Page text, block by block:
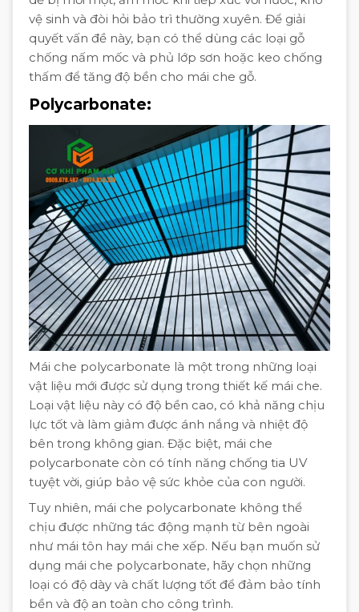
vệ sinh và đòi hỏi bảo trì thường xuyên. Để giải
quyết vấn đề này, bạn có thể dùng các loại gỗ
chống nấm mốc và phủ lớp sơn hoặc keo chống
thấm để tăng độ bền cho mái che gỗ.
Polycarbonate:
Mái che polycarbonate là một trong những loại
vật liệu mới được sử dụng trong thiết kế mái che.
Loại vật liệu này có độ bền cao, có khả năng chịu
lực tốt và làm giảm được ánh nắng và nhiệt độ
bên trong không gian. Đặc biệt, mái che
polycarbonate còn có tính năng chống tia UV
tuyệt vời, giúp bảo vệ sức khỏe của con người.
Tuy nhiên, mái che polycarbonate không thể
chịu được những tác động mạnh từ bên ngoài
như mái tôn hay mái che xếp. Nếu bạn muốn sử
dụng mái che polycarbonate, hãy chọn những
loại có độ dày và chất lượng tốt để đảm bảo tính
bền và độ an toàn cho công trình.